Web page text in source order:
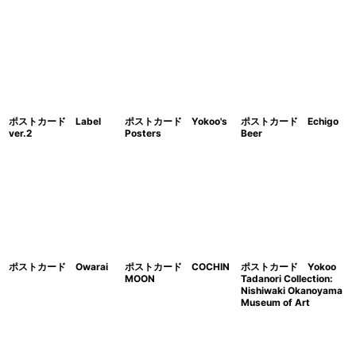
ポストカード Label
ver.2
ポストカード Yokoo's
Posters
ポストカード Echigo
Beer
ポストカード Owarai
ポストカード COCHIN
MOON
ポストカード Yokoo
Tadanori Collection:
Nishiwaki Okanoyama
Museum of Art